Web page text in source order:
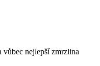
nejlepší zmrzlina